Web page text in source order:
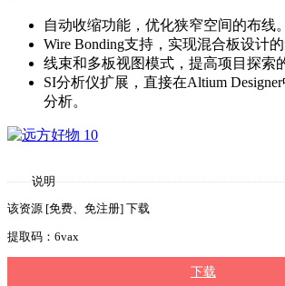
自动收缩功能，优化狭窄空间的布线。
Wire Bonding支持，实现混合板设计的无
线束和多板视图模式，提高项目探索的便
SI分析仪扩展，直接在Altium
分析。
说明
该资源 [免费、免注册] 下载
提取码：6vax
下载